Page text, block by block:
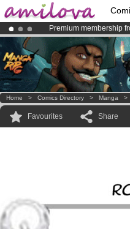
Premium membership
AmilovaKickstarter is
Already 100000
Home > Comics Directory > Manga >
Favourites Share